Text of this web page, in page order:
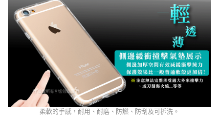
柔軟的手感，耐用、耐磨、防燃、防刮及可拆洗。